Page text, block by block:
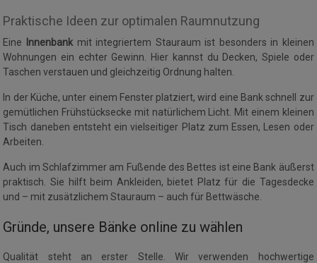
Praktische Ideen zur optimalen Raumnutzung
Eine Innenbank mit integriertem Stauraum ist besonders in kleinen
Wohnungen ein echter Gewinn. Hier kannst du Decken, Spiele oder
Taschen verstauen und gleichzeitig Ordnung halten.
In der Küche, unter einem Fenster platziert, wird eine Bank schnell zur
gemütlichen Frühstücksecke mit natürlichem Licht. Mit einem kleinen
Tisch daneben entsteht ein vielseitiger Platz zum Essen, Lesen oder
Arbeiten.
Auch im Schlafzimmer am Fußende des Bettes ist eine Bank äußerst
praktisch. Sie hilft beim Ankleiden, bietet Platz für die Tagesdecke
und – mit zusätzlichem Stauraum – auch für Bettwäsche.
Gründe, unsere Bänke online zu wählen
Qualität steht an erster Stelle. Wir verwenden hochwertige